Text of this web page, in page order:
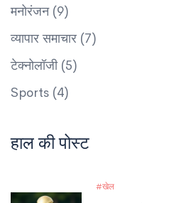
मनोरंजन (9)
व्यापार समाचार (7)
टेक्नोलॉजी (5)
Sports (4)
हाल की पोस्ट
खेल